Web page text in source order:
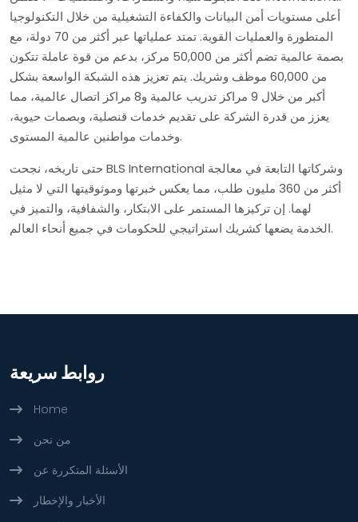
أعلى مستويات أمن البيانات والكفاءة التشغيلية من خلال التكنولوجيا
المتطورة والعمليات القوية. تمتد عملياتها عبر أكثر من 70 دولة، مع
بصمة عالمية تضم أكثر من 50,000 مركز، بدعم من قوة عاملة تتكون
من 60,000 موظف وشريك. يتم تعزيز هذه الشبكة الواسعة بشكل
أكبر من خلال 9 مراكز تدريب عالمية و8 مراكز اتصال عالمية، مما
يعزز من قدرة الشركة على تقديم خدمات قنصلية، وبصمات حيوية،
وخدمات مواطنين عالمية المستوى.
حتى تاريخه، نجحت BLS International وشركاتها التابعة في معالجة
أكثر من 360 مليون طلب، مما يعكس خبرتها وموثوقيتها التي لا مثيل
لهما. إن تركيزها المستمر على الابتكار، والشفافية، والتميز في
الخدمة يضعها كشريك استراتيجي للحكومات في جميع أنحاء العالم.
روابط سريعة
Home
من نحن
الأسئلة المتكررة عن
الأخبار والإخطار